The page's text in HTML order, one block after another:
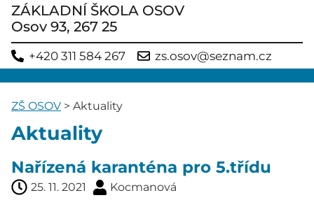
ZÁKLADNÍ ŠKOLA OSOV
Osov 93, 267 25
+420 311 584 267 zs.osov@seznam.cz
ZŠ OSOV > Aktuality
Aktuality
Nařízená karanténa pro 5.třídu
25. 11. 2021 Kocmanová